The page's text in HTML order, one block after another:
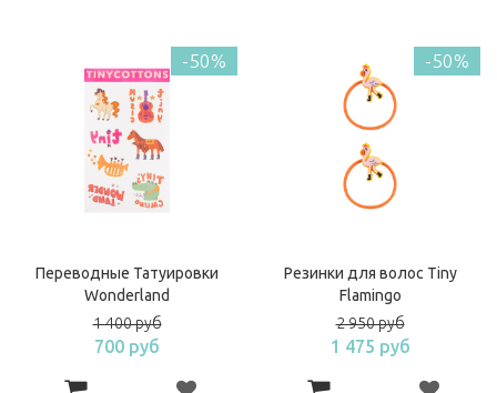
-50%
Переводные Татуировки
Wonderland
1 400 руб
700 руб
-50%
Резинки для волос Tiny
Flamingo
2 950 руб
1 475 руб